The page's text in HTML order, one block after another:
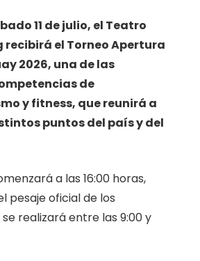
11 de julio, el Teatro
recibirá el Torneo Apertura
2026, una de las
de
y fitness, que reunirá a
puntos del país y del
a las 16:00 horas,
pesaje oficial de los
realizará entre las 9:00 y